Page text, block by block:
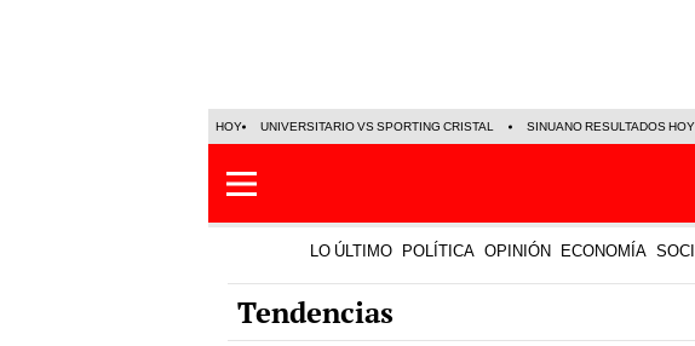
HOY UNIVERSITARIO VS SPORTING CRISTAL SINUANO RESULTADOS HOY
LO ÚLTIMO POLÍTICA OPINIÓN ECONOMÍA
Tendencias